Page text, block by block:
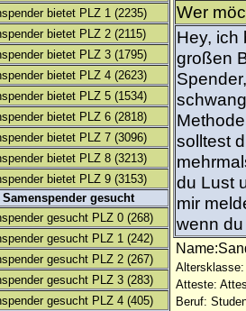
bietet PLZ 1 (2235)
bietet PLZ 2 (2115)
bietet PLZ 3 (1795)
bietet PLZ 4 (2623)
bietet PLZ 5 (1534)
bietet PLZ 6 (2818)
bietet PLZ 7 (3096)
bietet PLZ 8 (3213)
bietet PLZ 9 (3153)
gesucht
gesucht PLZ 0 (268)
gesucht PLZ 1 (242)
gesucht PLZ 2 (267)
gesucht PLZ 3 (283)
gesucht PLZ 4 (405)
Wer
Hey, ich
großen
solltest
du Lust
mir
wenn
Altersklasse:
Atteste:
Beruf: